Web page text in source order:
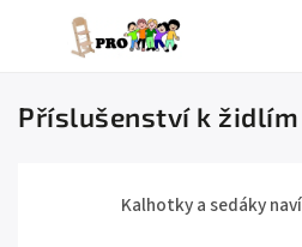
Příslušenství k židlím
Kalhotky a sedáky